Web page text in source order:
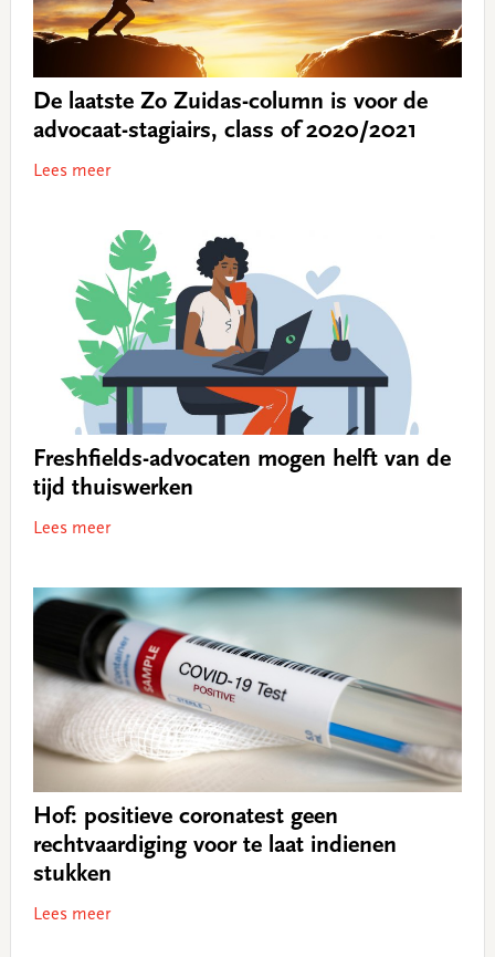
De laatste Zo Zuidas-column is voor de
advocaat-stagiairs, class of 2020/2021
Lees meer
Freshfields-advocaten mogen helft van de
tijd thuiswerken
Lees meer
Hof: positieve coronatest geen
rechtvaardiging voor te laat indienen
stukken
Lees meer